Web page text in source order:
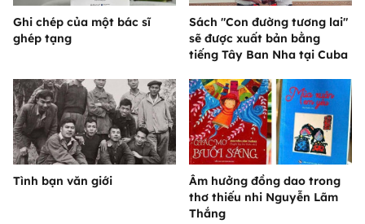
Ghi chép của một bác sĩ
ghép tạng
Sách "Con đường tương lai"
sẽ được xuất bản bằng
tiếng Tây Ban Nha tại Cuba
Tình bạn văn giới
Âm hưởng đồng dao trong
thơ thiếu nhi Nguyễn Lãm
Thắng